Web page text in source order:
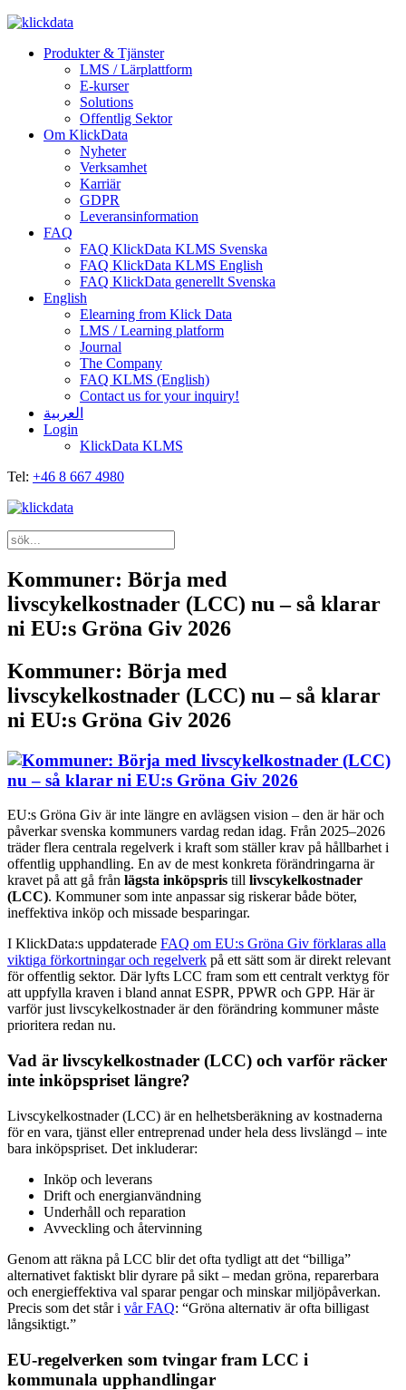
Produkter & Tjänster
LMS / Lärplattform
E-kurser
Solutions
Offentlig Sektor
Om KlickData
Nyheter
Verksamhet
Karriär
GDPR
Leveransinformation
FAQ
FAQ KlickData KLMS Svenska
FAQ KlickData KLMS English
FAQ KlickData generellt Svenska
English
Elearning from Klick Data
LMS / Learning platform
Journal
The Company
FAQ KLMS (English)
Contact us for your inquiry!
العربية
Login
KlickData KLMS
Tel: +46 8 667 4980
Kommuner: Börja med
livscykelkostnader (LCC) nu – så klarar
ni EU:s Gröna Giv 2026
Kommuner: Börja med
livscykelkostnader (LCC) nu – så klarar
ni EU:s Gröna Giv 2026
EU:s Gröna Giv är inte längre en avlägsen vision – den är här och
påverkar svenska kommuners vardag redan idag. Från 2025–2026
träder flera centrala regelverk i kraft som ställer krav på hållbarhet i
offentlig upphandling. En av de mest konkreta förändringarna är
kravet på att gå från lägsta inköpspris till livscykelkostnader
(LCC). Kommuner som inte anpassar sig riskerar både böter,
ineffektiva inköp och missade besparingar.
I KlickData:s uppdaterade FAQ om EU:s Gröna Giv förklaras alla
viktiga förkortningar och regelverk på ett sätt som är direkt relevant
för offentlig sektor. Där lyfts LCC fram som ett centralt verktyg för
att uppfylla kraven i bland annat ESPR, PPWR och GPP. Här är
varför just livscykelkostnader är den förändring kommuner måste
prioritera redan nu.
Vad är livscykelkostnader (LCC) och varför räcker
inte inköpspriset längre?
Livscykelkostnader (LCC) är en helhetsberäkning av kostnaderna
för en vara, tjänst eller entreprenad under hela dess livslängd – inte
bara inköpspriset. Det inkluderar:
Inköp och leverans
Drift och energianvändning
Underhåll och reparation
Avveckling och återvinning
Genom att räkna på LCC blir det ofta tydligt att det “billiga”
alternativet faktiskt blir dyrare på sikt – medan gröna, reparerbara
och energieffektiva val sparar pengar och minskar miljöpåverkan.
Precis som det står i vår FAQ: “Gröna alternativ är ofta billigast
långsiktigt.”
EU-regelverken som tvingar fram LCC i
kommunala upphandlingar